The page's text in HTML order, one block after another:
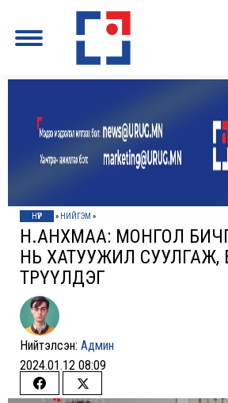
НҮҮР » НИЙГЭМ »
Н.АНХМАА: МОНГОЛ
НЬ ХАТУУЖИЛ СУУЛГАЖ,
ТӨРҮҮЛДЭГ
Нийтэлсэн: Админ
2024.01.12 08:09
Share
Share